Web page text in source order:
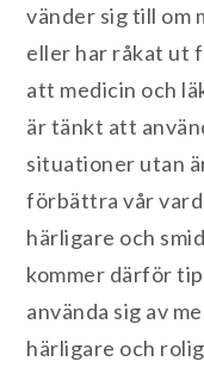
vänder sig till om
eller har råkat ut
att medicin och
är tänkt att
situationer utan
förbättra vår
härligare och
kommer därför
använda sig av
härligare och